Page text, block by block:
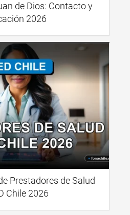
de Dios: Contacto y
2026
Prestadores de Salud
Chile 2026